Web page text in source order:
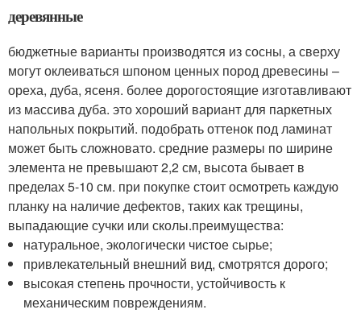
деревянные
бюджетные варианты производятся из сосны, а сверху
могут оклеиваться шпоном ценных пород древесины –
ореха, дуба, ясеня. более дорогостоящие изготавливают
из массива дуба. это хороший вариант для паркетных
напольных покрытий. подобрать оттенок под ламинат
может быть сложновато. средние размеры по ширине
элемента не превышают 2,2 см, высота бывает в
пределах 5-10 см. при покупке стоит осмотреть каждую
планку на наличие дефектов, таких как трещины,
выпадающие сучки или сколы.преимущества:
натуральное, экологически чистое сырье;
привлекательный внешний вид, смотрятся дорого;
высокая степень прочности, устойчивость к
механическим повреждениям.